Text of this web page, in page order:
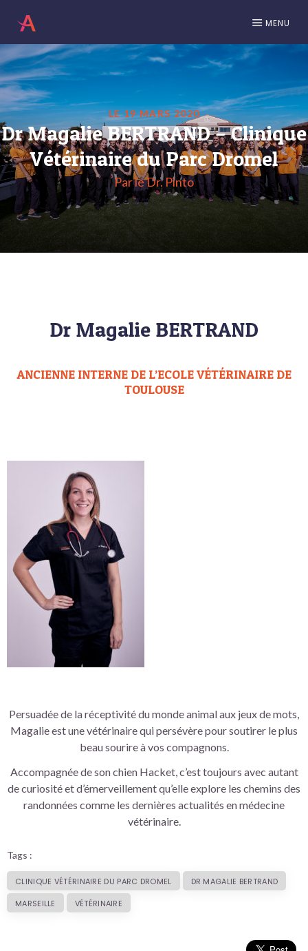
MENU
LE 19 MARS 2020
Dr Magalie BERTRAND – Clinique
Vétérinaire du Parc Dromel
Par le Dr. Pinto
Dr Magalie BERTRAND
ANCIENNE INTERNE DE L’ECOLE VÉTÉRINAIRE DE
TOULOUSE
Persuadée de la réceptivité du monde animal aux jeux de mots,
Magalie est une vétérinaire qui persévère pour soutirer le plus
beau sourire à vos compagnons.
Accompagnée de son chien Hacket, c’est toujours avec autant
de curiosité et d’émerveillement qu’elle explore les chemins des
randonnées comme les dernières actualités en médecine
vétérinaire.
Tags :
CLINIQUE VÉTÉRINAIRE DU PARC DROMEL
DR MAGALIE BERTRAND
MARSEILLE
VÉTÉRINAIRE